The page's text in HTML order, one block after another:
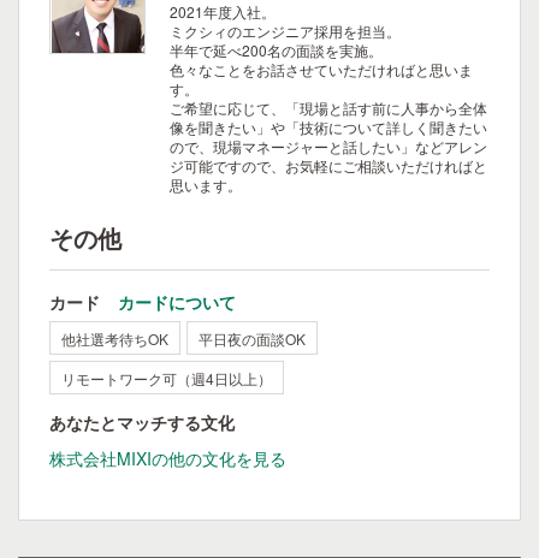
2021年度入社。
ミクシィのエンジニア採用を担当。
半年で延べ200名の面談を実施。
色々なことをお話させていただければと思いま
す。
ご希望に応じて、「現場と話す前に人事から全体
像を聞きたい」や「技術について詳しく聞きたい
ので、現場マネージャーと話したい」などアレン
ジ可能ですので、お気軽にご相談いただければと
思います。
その他
カード カードについて
他社選考待ちOK
平日夜の面談OK
リモートワーク可（週4日以上）
あなたとマッチする文化
株式会社MIXIの他の文化を見る